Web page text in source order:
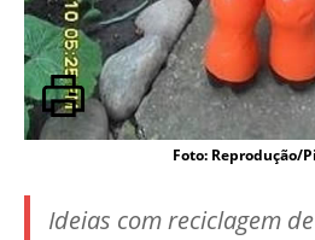
Foto: Reprodução/
Ideias com reciclagem